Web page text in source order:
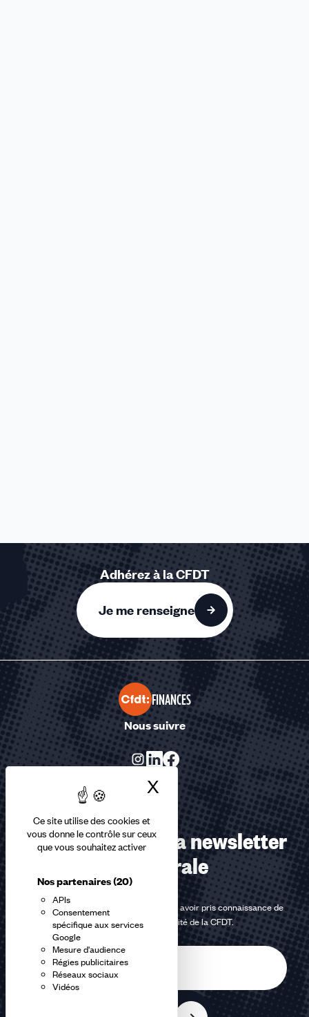
Ce site utilise des cookies et
vous donne le contrôle sur ceux
que vous souhaitez activer
Nos partenaires(20)
APIs
Consentement
spécifique aux services
Google
Mesure d'audience
Régies publicitaires
Réseaux sociaux
Vidéos
X Masquer le
Adhérez à la CFDT
Je me renseigne
FINANCES
Nous suivre
Abonnez-vous à la newsletter
confédérale
En m'inscrivant à la newsletter, j'affirme avoir pris connaissance de
lapolitique de confidentialité de la CFDT.